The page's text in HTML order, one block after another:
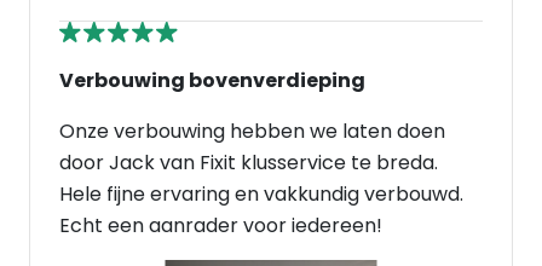
Verbouwing bovenverdieping
Onze verbouwing hebben we laten doen
door Jack van Fixit klusservice te breda.
Hele fijne ervaring en vakkundig verbouwd.
Echt een aanrader voor iedereen!